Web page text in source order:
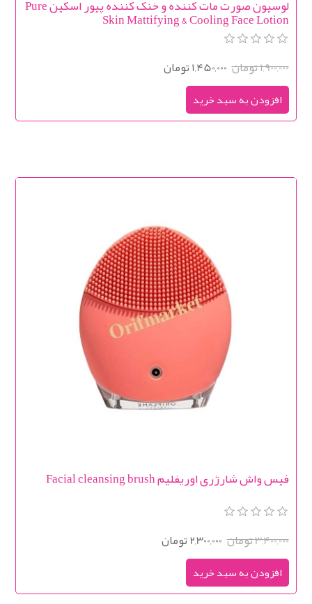
لوسيون صورت مات کننده و خنک کننده پیور اسکین Pure
Skin Mattifying & Cooling Face Lotion
1,900,000 تومان 1,450,000 تومان
فیس واش شارژری اوریفلیم Facial cleansing brush
3,400,000 تومان 2,300,000 تومان